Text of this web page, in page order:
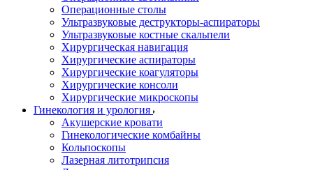
Операционные столы
Ультразвуковые деструкторы-аспираторы
Ультразвуковые костные скальпели
Хирургическая навигация
Хирургические аспираторы
Хирургические коагуляторы
Хирургические консоли
Хирургические микроскопы
Гинекология и урология
Акушерские кровати
Гинекологические комбайны
Кольпоскопы
Лазерная литотрипсия